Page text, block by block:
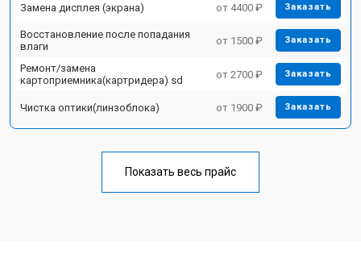
Замена дисплея (экрана) от 4400 ₽ Заказать
Восстановление после попадания
влаги
от 1500 ₽ Заказать
Ремонт/замена
картоприемника(картридера) sd
от 2700 ₽ Заказать
Чистка оптики(линзоблока) от 1900 ₽ Заказать
Показать весь прайс